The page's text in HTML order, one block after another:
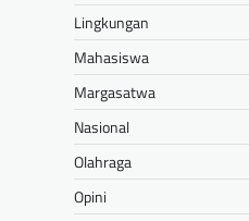
Lingkungan
Mahasiswa
Margasatwa
Nasional
Olahraga
Opini